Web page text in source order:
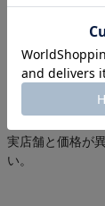
他店舗でも在庫
極稀に複数店舗
が出来ない場合
その際はご連絡
ご理解とご了承
実店舗と価格が
い。